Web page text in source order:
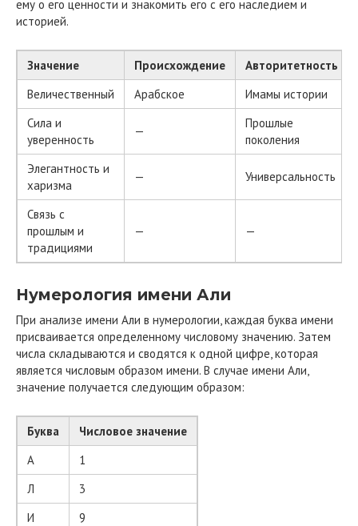
ему о его ценности и знакомить его с его наследием и
историей.
Значение Происхождение
Авторитетность
Величественный
Арабское
Имамы истории
Сила и
уверенность
—
Прошлые
поколения
Элегантность и
харизма
— Универсальность
Связь с
прошлым и
традициями
— —
Нумерология имени Али
При анализе имени Али в нумерологии, каждая буква имени
присваивается определенному числовому значению. Затем
числа складываются и сводятся к одной цифре, которая
является числовым образом имени. В случае имени Али,
значение получается следующим образом:
Буква
Числовое значение
А
1
Л
3
И
9